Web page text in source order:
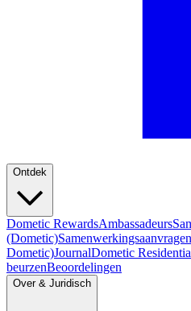
Ontdek
Dometic RewardsAmbassadeurs
(Dometic)
Dometic)JournalDometic
beurzenBeoordelingen
Over & Juridisch